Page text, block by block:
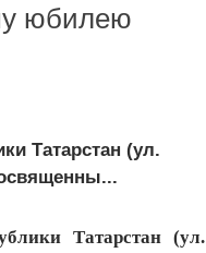
юбилею
Татарстан (ул.
Татарстан (ул.